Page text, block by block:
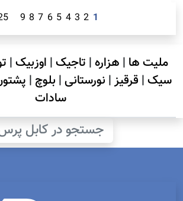
1
2
3
4
5
6
7
8
9
ملیت ها | هزاره| تاجیک| اوزبیک|
سیک| قرقیز| نورستانی| بلوچ |
سادات
جستجو در کابل